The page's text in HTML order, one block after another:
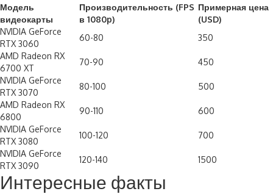
Модель
видеокарты
Производительность (FPS
в 1080p)
Примерная цена
(USD)
NVIDIA GeForce
RTX 3060
60-80
350
AMD Radeon RX
6700 XT
70-90
450
NVIDIA GeForce
RTX 3070
80-100
500
AMD Radeon RX
6800
90-110
600
NVIDIA GeForce
RTX 3080
100-120
700
NVIDIA GeForce
RTX 3090
120-140 1500
Интересные факты